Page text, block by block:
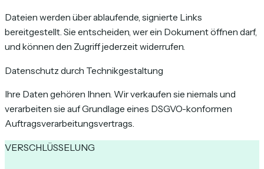
Dateien werden über ablaufende, signierte Links
bereitgestellt. Sie entscheiden, wer ein Dokument öffnen darf,
und können den Zugriff jederzeit widerrufen.
Datenschutz durch Technikgestaltung
Ihre Daten gehören Ihnen. Wir verkaufen sie niemals und
verarbeiten sie auf Grundlage eines DSGVO-konformen
Auftragsverarbeitungsvertrags.
VERSCHLÜSSELUNG